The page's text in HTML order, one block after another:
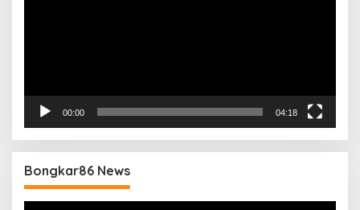
00:00 04:18
Bongkar86 News